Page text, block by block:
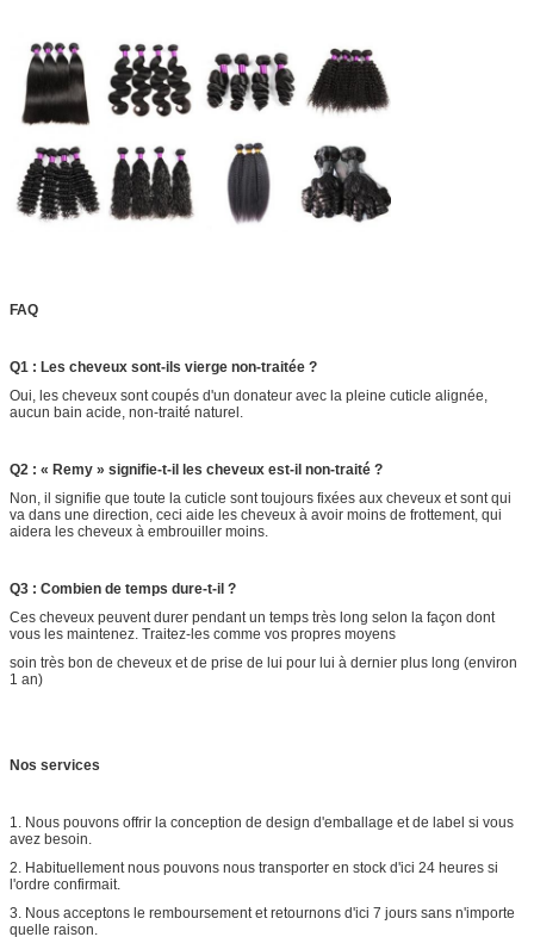
FAQ
Q1 : Les cheveux sont-ils vierge non-traitée ?
Oui, les cheveux sont coupés d'un donateur avec la pleine cuticle alignée,
aucun bain acide, non-traité naturel.
Q2 : « Remy » signifie-t-il les cheveux est-il non-traité ?
Non, il signifie que toute la cuticle sont toujours fixées aux cheveux et sont qui
va dans une direction, ceci aide les cheveux à avoir moins de frottement, qui
aidera les cheveux à embrouiller moins.
Q3 : Combien de temps dure-t-il ?
Ces cheveux peuvent durer pendant un temps très long selon la façon dont
vous les maintenez. Traitez-les comme vos propres moyens
soin très bon de cheveux et de prise de lui pour lui à dernier plus long (environ
1 an)
Nos services
1. Nous pouvons offrir la conception de design d'emballage et de label si vous
avez besoin.
2. Habituellement nous pouvons nous transporter en stock d'ici 24 heures si
l'ordre confirmait.
3. Nous acceptons le remboursement et retournons d'ici 7 jours sans n'importe
quelle raison.